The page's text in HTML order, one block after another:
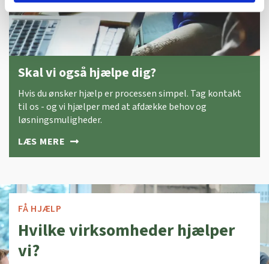
Skal vi også hjælpe dig?
Hvis du ønsker hjælp er processen simpel. Tag kontakt
til os - og vi hjælper med at afdække behov og
løsningsmuligheder.
LÆS MERE
FÅ HJÆLP
Hvilke virksomheder hjælper
vi?